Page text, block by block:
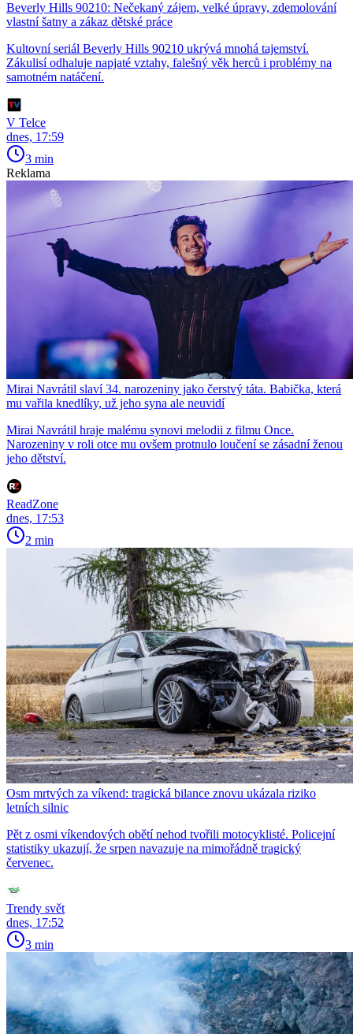
Beverly Hills 90210: Nečekaný zájem, velké úpravy, zdemolování
vlastní šatny a zákaz dětské práce
Kultovní seriál Beverly Hills 90210 ukrývá mnohá tajemství.
Zákulisí odhaluje napjaté vztahy, falešný věk herců i problémy na
samotném natáčení.
V Telce
dnes, 17:59
3 min
Reklama
Mirai Navrátil slaví 34. narozeniny jako čerstvý táta. Babička, která
mu vařila knedlíky, už jeho syna ale neuvidí
Mirai Navrátil hraje malému synovi melodii z filmu Once.
Narozeniny v roli otce mu ovšem protnulo loučení se zásadní ženou
jeho dětství.
ReadZone
dnes, 17:53
2 min
Osm mrtvých za víkend: tragická bilance znovu ukázala riziko
letních silnic
Pět z osmi víkendových obětí nehod tvořili motocyklisté. Policejní
statistiky ukazují, že srpen navazuje na mimořádně tragický
červenec.
Trendy svět
dnes, 17:52
3 min